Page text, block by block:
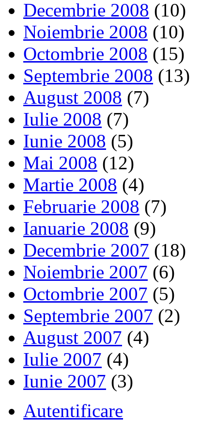
Decembrie 2008 (10)
Noiembrie 2008 (10)
Octombrie 2008 (15)
Septembrie 2008 (13)
August 2008 (7)
Iulie 2008 (7)
Iunie 2008 (5)
Mai 2008 (12)
Martie 2008 (4)
Februarie 2008 (7)
Ianuarie 2008 (9)
Decembrie 2007 (18)
Noiembrie 2007 (6)
Octombrie 2007 (5)
Septembrie 2007 (2)
August 2007 (4)
Iulie 2007 (4)
Iunie 2007 (3)
Autentificare